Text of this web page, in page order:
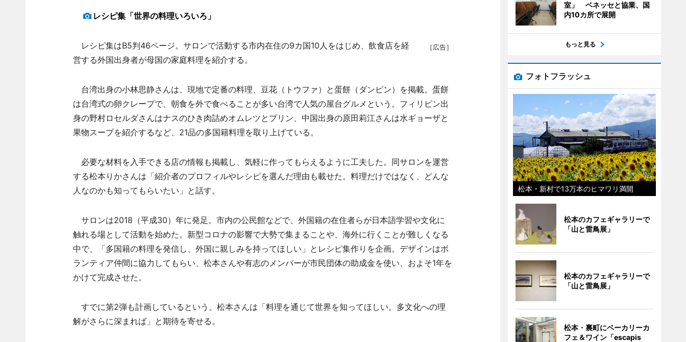
レシピ集「世界の料理いろいろ」
［広告］
レシピ集はB5判46ページ。サロンで活動する市内在住の9カ国10人をはじめ、飲食店を経
営する外国出身者が母国の家庭料理を紹介する。
台湾出身の小林思静さんは、現地で定番の料理、豆花（トウファ）と蛋餅（ダンピン）を掲載。蛋餅
は台湾式の卵クレープで、朝食を外で食べることが多い台湾で人気の屋台グルメという。フィリピン出
身の野村ロセルダさんはナスのひき肉詰めオムレツとプリン、中国出身の原田莉江さんは水ギョーザと
果物スープを紹介するなど、21品の多国籍料理を取り上げている。
必要な材料を入手できる店の情報も掲載し、気軽に作ってもらえるように工夫した。同サロンを運営
する松本りかさんは「紹介者のプロフィルやレシピを選んだ理由も載せた。料理だけではなく、どんな
人なのかも知ってもらいたい」と話す。
サロンは2018（平成30）年に発足。市内の公民館などで、外国籍の在住者らが日本語学習や文化に
触れる場として活動を始めた。新型コロナの影響で大勢で集まることや、海外に行くことが難しくなる
中で、「多国籍の料理を発信し、外国に親しみを持ってほしい」とレシピ集作りを企画。デザインはボ
ランティア仲間に協力してもらい、松本さんや有志のメンバーが市民団体の助成金を使い、およそ1年を
かけて完成させた。
すでに第2弾も計画しているという。松本さんは「料理を通じて世界を知ってほしい。多文化への理
解がさらに深まれば」と期待を寄せる。
室」 ベネッセと協業、国
内10カ所で展開
もっと見る
フォトフラッシュ
松本・新村で13万本のヒマワリ満開
松本のカフェギャラリーで
「山と雷鳥展」
松本のカフェギャラリーで
「山と雷鳥展」
松本・裏町にベーカリーカ
フェ＆ワイン「escapis